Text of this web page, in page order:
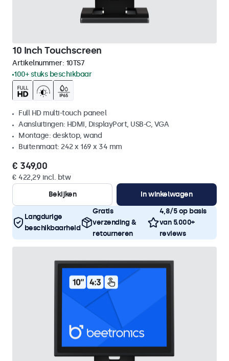
10 Inch Touchscreen
Artikelnummer: 10TS7
100+ stuks beschikbaar
Full HD multi-touch paneel
Aansluitingen: HDMI, DisplayPort, USB-C, VGA
Montage: desktop, wand
Buitenmaat: 242 x 169 x 34 mm
€ 349,00
€ 422,29 incl. btw
Bekijken
In winkelwagen
Langdurige
beschikbaarheid
Gratis
verzending &
retourneren
4,8/5 op basis
van 5.000+
reviews